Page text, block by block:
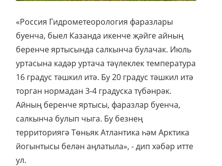
«Россия Гидрометеорология фаразлары
буенча, быел Казанда икенче җәйге айның
беренче яртысында салкынча булачак. Июль
уртасына кадәр уртача тәүлеклек температура
16 градус тәшкил итә. Бу 20 градус тәшкил итә
торган нормадан 3-4 градуска түбәнрәк.
Айның беренче яртысы, фаразлар буенча,
салкынча булып чыга. Бу безнең
территориягә Төньяк Атлантика һәм Арктика
йогынтысы белән аңлатыла», - дип хәбәр итте
ул.